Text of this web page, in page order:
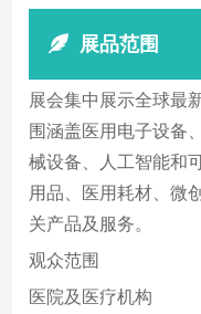
展品范围
展会集中展示全球最
围涵盖医用电子设备
械设备、人工智能和
用品、医用耗材、微
关产品及服务。
观众范围
医院及医疗机构